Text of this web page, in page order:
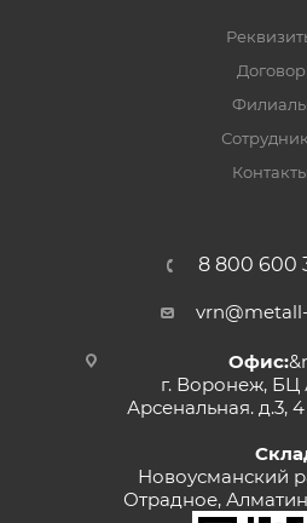
Договор
Филиалы
Контакты
8 800 600
Офис:
г. Воронеж, БЦ
Арсенальная. д.3,
Новоусманский
Отрадное,